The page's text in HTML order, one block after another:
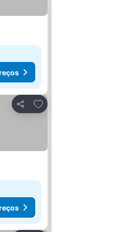
Partilhar
Adicionar aos favoritos